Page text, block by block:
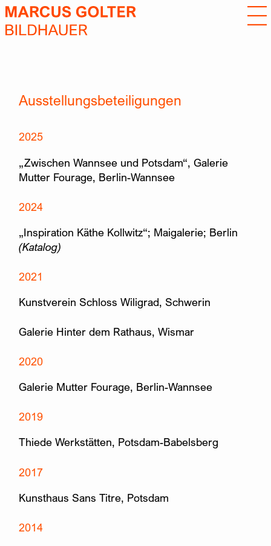
Ausstellungsbeteiligungen
2025
„Zwischen Wannsee und Potsdam“, Galerie
Mutter Fourage, Berlin-Wannsee
2024
„Inspiration Käthe Kollwitz“; Maigalerie; Berlin
(Katalog)
2021
Kunstverein Schloss Wiligrad, Schwerin
Galerie Hinter dem Rathaus, Wismar
2020
Galerie Mutter Fourage, Berlin-Wannsee
2019
Thiede Werkstätten, Potsdam-Babelsberg
2017
Kunsthaus Sans Titre, Potsdam
2014